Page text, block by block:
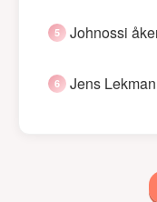
Johnossi
Jens